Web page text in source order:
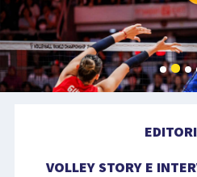
VOLLEY STORY E